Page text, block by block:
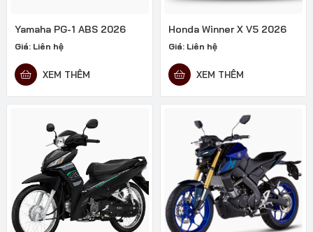
Yamaha PG-1 ABS 2026
Giá: Liên hệ
XEM THÊM
Honda Winner X V5 2026
Giá: Liên hệ
XEM THÊM